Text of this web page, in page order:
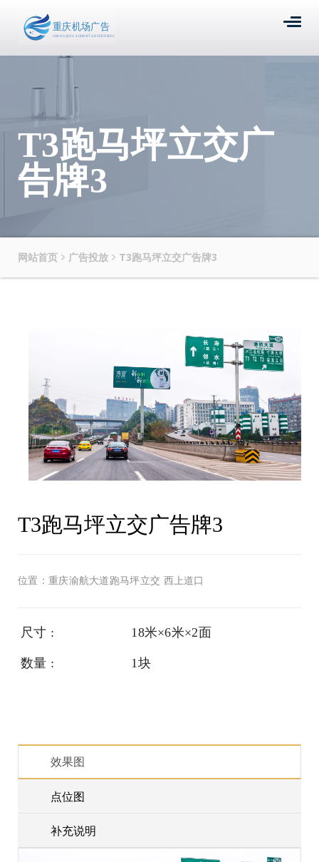
T3跑马坪立交广
告牌3
网站首页 广告投放 T3跑马坪立交广告牌3
T3跑马坪立交广告牌3
位置：重庆渝航大道跑马坪立交 西上道口
尺寸 : 18米×6米×2面
数量 : 1块
效果图
点位图
补充说明